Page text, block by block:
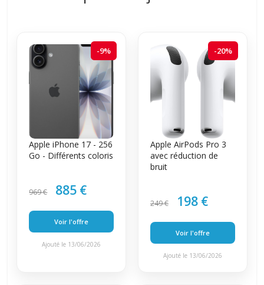
-9%
Apple iPhone 17 - 256
Go - Différents coloris
969 € 885 €
Voir l'offre
Ajouté le 13/06/2026
-20%
Apple AirPods Pro 3
avec réduction de
bruit
249 € 198 €
Voir l'offre
Ajouté le 13/06/2026